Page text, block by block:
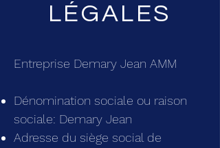
LÉGALES
Entreprise Demary Jean AMM
Dénomination sociale ou raison
sociale: Demary Jean
Adresse du siège social de